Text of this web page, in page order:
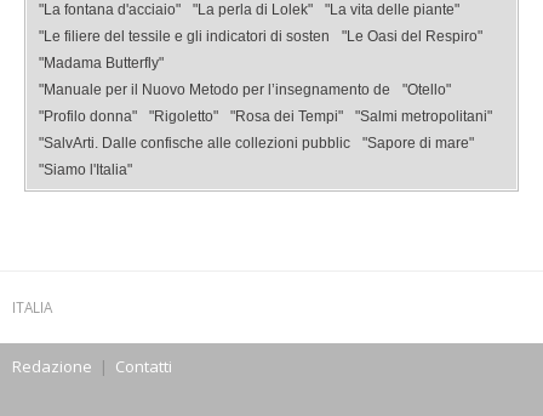
"La fontana d'acciaio"
"La perla di Lolek"
"La vita delle piante"
"Le filiere del tessile e gli indicatori di sosten
"Le Oasi del Respiro"
"Madama Butterfly"
"Manuale per il Nuovo Metodo per l’insegnamento de
"Otello"
"Profilo donna"
"Rigoletto" "Rosa dei Tempi"
"Salmi metropolitani"
"SalvArti. Dalle confische alle collezioni pubblic
"Sapore di mare"
"Siamo l'Italia"
ITALIA
Redazione | Contatti